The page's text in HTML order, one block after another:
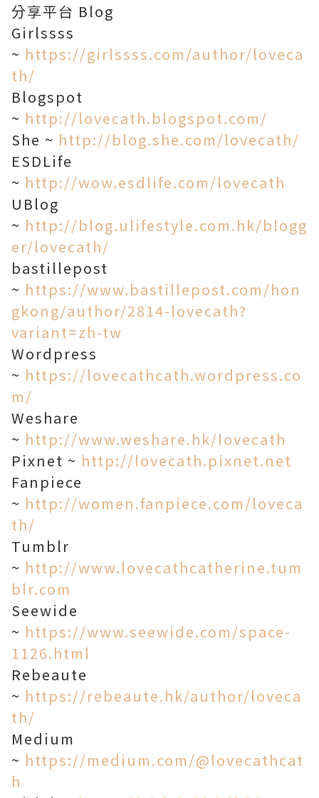
分享平台 Blog
Girlssss
~ https://girlssss.com/author/loveca
th/
Blogspot
~ http://lovecath.blogspot.com/
She ~ http://blog.she.com/lovecath/
ESDLife
~ http://wow.esdlife.com/lovecath
UBlog
~ http://blog.ulifestyle.com.hk/blogg
er/lovecath/
bastillepost
~ https://www.bastillepost.com/hon
gkong/author/2814-lovecath?
variant=zh-tw
Wordpress
~ https://lovecathcath.wordpress.co
m/
Weshare
~ http://www.weshare.hk/lovecath
Pixnet ~ http://lovecath.pixnet.net
Fanpiece
~ http://women.fanpiece.com/loveca
th/
Tumblr
~ http://www.lovecathcatherine.tum
blr.com
Seewide
~ https://www.seewide.com/space-
1126.html
Rebeaute
~ https://rebeaute.hk/author/loveca
th/
Medium
~ https://medium.com/@lovecathcat
h